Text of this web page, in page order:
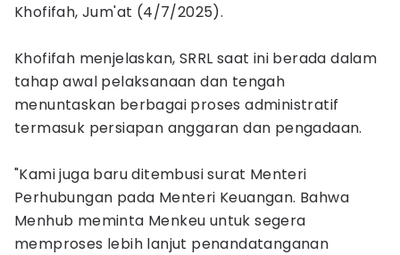
Khofifah, Jum'at (4/7/2025).
Khofifah menjelaskan, SRRL saat ini berada dalam
tahap awal pelaksanaan dan tengah
menuntaskan berbagai proses administratif
termasuk persiapan anggaran dan pengadaan.
"Kami juga baru ditembusi surat Menteri
Perhubungan pada Menteri Keuangan. Bahwa
Menhub meminta Menkeu untuk segera
memproses lebih lanjut penandatanganan